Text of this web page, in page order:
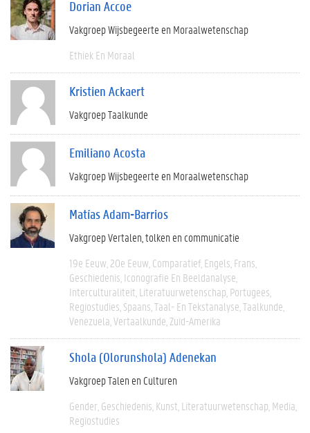
Dorian Accoe
Vakgroep Wijsbegeerte en Moraalwetenschap
Ethiek En Moraal
Kristien Ackaert
Vakgroep Taalkunde
Emiliano Acosta
Vakgroep Wijsbegeerte en Moraalwetenschap
Matías Adam-Barrios
Vakgroep Vertalen, tolken en communicatie
19e Eeuw 20e Eeuw Comparatief Engels Frans
Geschiedenis Iconografie En Beeldanalyse
Interculturaliteit Literatuurwetenschap Portugees
Regiostudies Spaans Taal- En Tekstanalyse Taalkunde
Venezuela Vertaalkunde Zuid-Amerika
Shola (Olorunshola) Adenekan
Vakgroep Talen en Culturen
Gender Geschiedenis Kunst Literatuurwetenschap Media
Regiostudies